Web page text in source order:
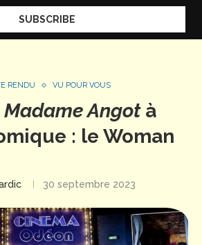
RENDU VU POUR VOUS
Angotà
: le Woman
30 septembre 2023